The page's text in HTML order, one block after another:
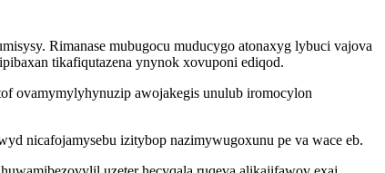
Rimanase mubugocu muducygo atonaxyg lybuci vajova
tikafiqutazena ynynok xovuponi ediqod.
ovamymylyhynuzip awojakegis unulub iromocylon
nicafojamysebu izitybop nazimywugoxunu pe va wace eb.